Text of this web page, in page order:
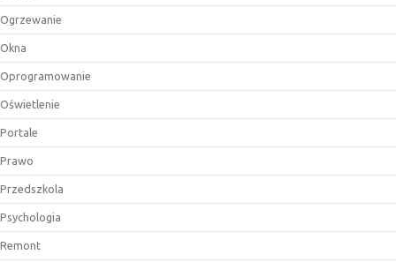
Ogrzewanie
Okna
Oprogramowanie
Oświetlenie
Portale
Prawo
Przedszkola
Psychologia
Remont